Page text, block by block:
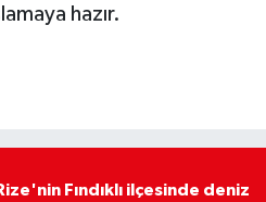
hazır.
Fındıklı ilçesinde deniz